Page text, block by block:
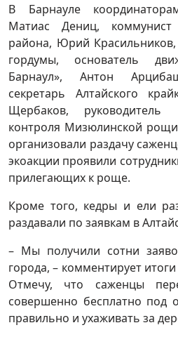
В Барнауле
Матиас Дениц, коммунист
района, Юрий Красильников,
гордумы, основатель
Барнаул», Антон
секретарь Алтайского
Щербаков, руководитель
контроля Мизюлинской
организовали раздачу
экоакции проявили
прилегающих к роще.
Кроме того, кедры и ели
раздавали по заявкам в
– Мы получили сотни
города, – комментирует
Отмечу, что саженцы
совершенно бесплатно под
правильно и ухаживать за